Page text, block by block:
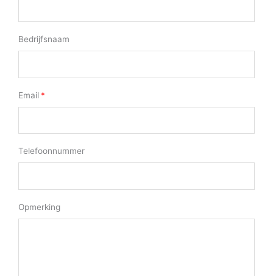
Bedrijfsnaam
Email
Telefoonnummer
Opmerking